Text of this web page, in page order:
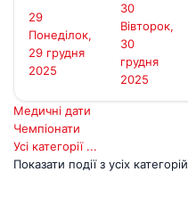
29
Понеділок,
29 грудня
2025
30
Вівторок,
30
грудня
2025
Медичні дати
Чемпіонати
Усі категорії ...
Показати події з усіх категорій